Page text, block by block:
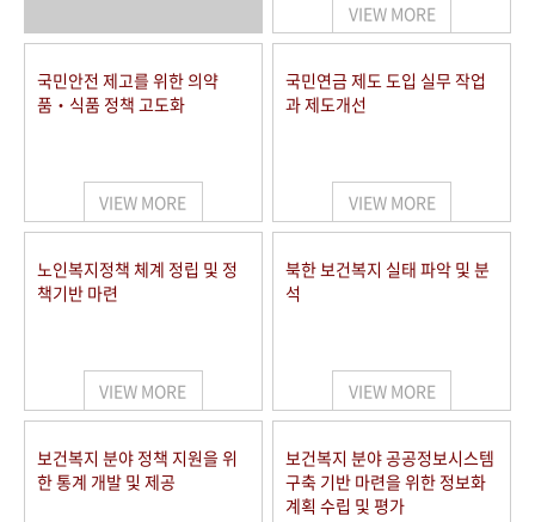
VIEW MORE
국민안전 제고를 위한 의약
품‧식품 정책 고도화
VIEW MORE
국민연금 제도 도입 실무 작업
과 제도개선
VIEW MORE
노인복지정책 체계 정립 및 정
책기반 마련
VIEW MORE
북한 보건복지 실태 파악 및 분
석
VIEW MORE
보건복지 분야 정책 지원을 위
한 통계 개발 및 제공
보건복지 분야 공공정보시스템
구축 기반 마련을 위한 정보화
계획 수립 및 평가